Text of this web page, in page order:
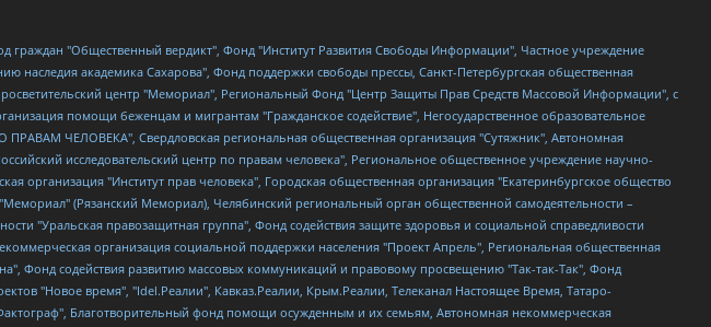
Anonymous Foundation" (США), являющаяся владельцем интернет-издания https://mnews.world/, Компания "Stichting Bellingcat", зарегистрированная в Нидерландах (дата регистрации 11.07.2018), Захаров Андрей Вячеславович, Клепиковская Екатерина Дмитриевна, Общество с ограниченной ответственностью "МЕМО", Перл Роман Александрович, Симонов Евгений Алексеевич, Соловьева Елена Анатольевна, Сотников Даниил Владимирович, Сурначева Елизавета Дмитриевна, Автономная некоммерческая организация по защите прав человека и информированию населения "Якутия – Наше Мнение", Общество с ограниченной ответственностью "Москоу диджитал медиа", с 26.01.2023 Общество с ограниченной ответственностью "Чайка Белые сады", Ветошкина Валерия Валерьевна, Заговора Максим Александрович, Межрегиональное общественное движение "Российская ЛГБТ - сеть", Оленичев Максим Владимирович, Павлов Иван Юрьевич, Скворцова Елена Сергеевна, Общество с ограниченной ответственностью "Как бы инагент", Кочетков Игорь Викторович, Общество с ограниченной ответственностью "Честные выборы", Еланчик Олег Александрович, Общество с ограниченной ответственностью "Нобелевский призыв", Гималова Регина Эмилевна, Григорьев Андрей Валерьевич, Григорьева Алина Александровна, Ассоциация по содействию защите прав призывников, альтернативнослужащих и военнослужащих "Правозащитная группа "Гражданин.Армия.Право", Хисамова Регина Фаритовна, Автономная некоммерческая организация по реализации социально-правовых программ "Лилит", Дальневосточное общественное движение "Маяк", Санкт-Петербургская ЛГБТ-инициативная группа "Выход", Инициативная группа ЛГБТ+ "Реверс", Алексеев Андрей Викторович, Бекбулатова Таисия Львовна, Беляев Иван Михайлович, Владыкина Елена Сергеевна, Гельман Марат Александрович, Никульшина Вероника Юрьевна, Толоконникова Надежда Андреевна, Шендерович Виктор Анатольевич, Общество с ограниченной ответственностью "Данное сообщение", Общество с ограниченной ответственностью Издательский дом "Новая глава", Айнбиндер Александра Александровна, Московский комьюнити-центр для ЛГБТ+инициатив, Благотворительный фонд развития филантропии, Deutsche Welle (Германия, Kurt-Schumacher-Strasse 3, 53113 Bonn), Борзунова Мария Михайловна, Воробьев Виктор Викторович, Голубева Анна Львовна, Константинова Алла Михайловна, Малкова Ирина Владимировна, Мурадов Мурад Абдулгалимович, Осетинская Елизавета Николаевна, Понасенков Евгений Николаевич, Ганапольский Матвей Юрьевич, Киселев Евгений Алексеевич, Борухович Ирина Григорьевна, Дремин Иван Тимофеевич, Дубровский Дмитрий Викторович, Красноярская региональная общественная организация поддержки и развития альтернативных образовательных технологий и межкультурных коммуникаций "ИНТЕРРА", Маяковская Екатерина Алексеевна, Фейгин Марк Захарович, Филимонов Андрей Викторович, Дзугкоева Регина Николаевна, Доброхотов Роман Александрович, Дудь Юрий Александрович, Елкин Сергей Владимирович, Кругликов Кирилл Игоревич, Сабунаева Мария Леонидовна, Семенов Алексей Владимирович, Шаинян Карен Багратович, Шульман Екатерина Михайловна, Асафьев Артур Валерьевич, Вахштайн Виктор Семенович, Венедиктов Алексей Алексеевич, Лушникова Екатерина Евгеньевна, Волков Леонид Михайлович, Невзоров Александр Глебович, Пархоменко Сергей Борисович, Сироткин Ярослав Николаевич, Кара-Мурза Владимир Владимирович, Баранова Наталья Владимировна, Гозман Леонид Яковлевич, Кагарлицкий Борис Юльевич, Климарев Михаил Валерьевич, Милов Владимир Станиславович, Автономная некоммерческая организация Краснодарский центр современного искусства "Типография", Моргенштерн Алишер Тагирович, Соболь Любовь Эдуардовна, Общество с ограниченной ответственностью "ЛИЗА НОРМ", Каспаров Гарри Кимович, Ходорковский Михаил Борисович, Общество с ограниченной ответственностью "Апрельские тезисы", Данилович Ирина Брониславовна, Кашин Олег Владимирович, Петров Николай Владимирович, Пивоваров Алексей Владимирович, Соколов Михаил Владимирович, Цветкова Юлия Владимировна, Чичваркин Евгений Александрович, Комитет против пыток/Команда против пыток, Общество с ограниченной ответственностью "Первый научный", Общество с ограниченной ответственностью "Вертолет и ко", Белоцерковская Вероника Борисовна, Кац Максим Евгеньевич, Лазарева Татьяна Юрьевна, Шаведдинов Руслан Табризович, Яшин Илья Валерьевич, Общество с ограниченной ответственностью "Иноагент ААВ", Алешковский Дмитрий Петрович, Альбац Евгения Марковна, Быков Дмитрий Львович, Галямина Юлия Евгеньевна, Лойко Сергей Леонидович, Мартынов Кирилл Константинович, Медведев Сергей Александрович, Крашенинников Федор Геннадиевич, Гордеева Катерина Вл